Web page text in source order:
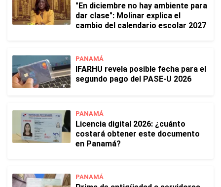
"En diciembre no hay ambiente para
dar clase": Molinar explica el
cambio del calendario escolar 2027
PANAMÁ
IFARHU revela posible fecha para el
segundo pago del PASE-U 2026
PANAMÁ
Licencia digital 2026: ¿cuánto
costará obtener este documento
en Panamá?
PANAMÁ